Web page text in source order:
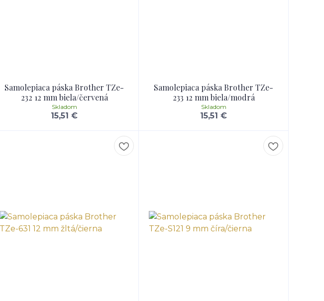
Samolepiaca páska Brother TZe-
232 12 mm biela/červená
15,51 €
Skladom
Samolepiaca páska Brother TZe-
233 12 mm biela/modrá
15,51 €
Skladom